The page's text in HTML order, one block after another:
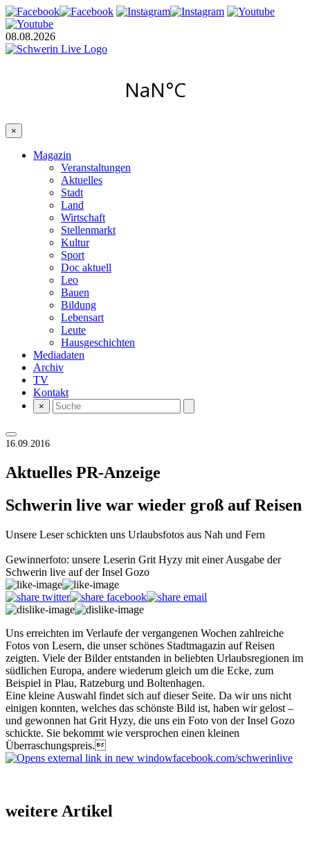
08.08.2026
×
Magazin
Veranstaltungen
Aktuelles
Stadt
Land
Wirtschaft
Stellenmarkt
Kultur
Sport
Doc aktuell
Leo
Bauen
Bildung
Lebensart
Leute
Hausgeschichten
Mediadaten
Archiv
TV
Kontakt
×
16.09.2016
Aktuelles PR-Anzeige
Schwerin live war wieder groß auf Reisen
Unsere Leser schickten uns Urlaubsfotos aus Nah und Fern
Gewinnerfoto: unsere Leserin Grit Hyzy mit einer Ausgabe der
Schwerin live auf der Insel Gozo
Uns erreichten im Verlaufe der vergangenen Wochen zahlreiche
Fotos von Lesern, die unser schönes Stadtmagazin auf Reisen
zeigten. Viele der Bilder entstanden in beliebten Urlaubsregionen im
südlichen Europa, andere wiederum gleich um die Ecke, zum
Beispiel in Plau, Ratzeburg und Boltenhagen.
Eine kleine Auswahl findet sich auf dieser Seite. Da wir uns nicht
einigen konnten, welches das schönste Bild ist, haben wir gelost –
und gewonnen hat Grit Hyzy, die uns ein Foto von der Insel Gozo
schickte. Sie bekommt wie versprochen einen kleinen
Überraschungspreis.
facebook.com/schwerinlive
weitere Artikel